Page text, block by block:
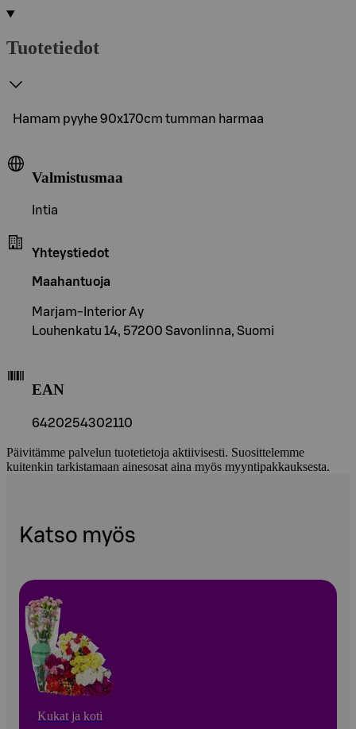
Tuotetiedot
Hamam pyyhe 90x170cm tumman harmaa
Valmistusmaa
Intia
Yhteystiedot
Maahantuoja
Marjam-Interior Ay
Louhenkatu 14, 57200 Savonlinna, Suomi
EAN
6420254302110
Päivitämme palvelun tuotetietoja aktiivisesti. Suosittelemme
kuitenkin tarkistamaan ainesosat aina myös myyntipakkauksesta.
Katso myös
Kukat ja koti